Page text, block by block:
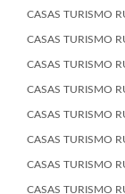
CASAS TURISMO
CASAS TURISMO
CASAS TURISMO
CASAS TURISMO
CASAS TURISMO
CASAS TURISMO
CASAS TURISMO
CASAS TURISMO